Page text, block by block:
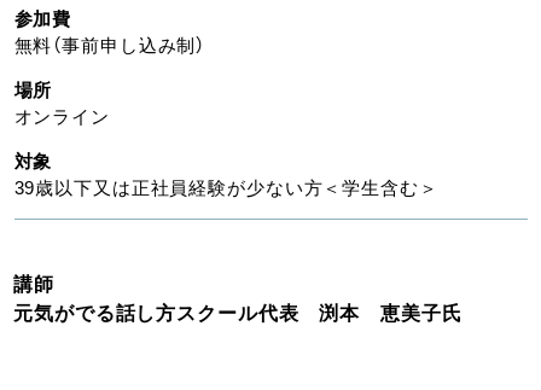
参加費
無料（事前申し込み制）
場所
オンライン
対象
39歳以下又は正社員経験が少ない方＜学生含む＞
講師
元気がでる話し方スクール代表 渕本 恵美子氏